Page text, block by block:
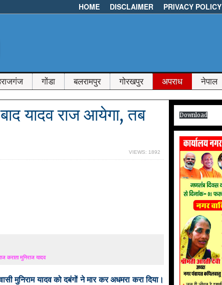
HOME DISCLAIMER PRIVACY POLICY
गोंडा बलरामपुर गोरखपुर अपराध नेपाल
यादव राज आयेगा, तब
VIEWS: 1892
कराता मुनिराज यादव
मुनिराम यादव को दबंगों ने मार कर अधमरा करा दिया।
Download